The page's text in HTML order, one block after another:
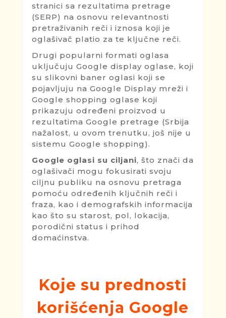
stranici sa rezultatima pretrage
(SERP) na osnovu relevantnosti
pretraživanih reči i iznosa koji je
oglašivač platio za te ključne reči.
Drugi popularni formati oglasa
uključuju Google display oglase, koji
su slikovni baner oglasi koji se
pojavljuju na Google Display mreži i
Google shopping oglase koji
prikazuju određeni proizvod u
rezultatima Google pretrage (Srbija
nažalost, u ovom trenutku, još nije u
sistemu Google shopping).
Google oglasi su ciljani, što znači da
oglašivači mogu fokusirati svoju
ciljnu publiku na osnovu pretraga
pomoću određenih ključnih reči i
fraza, kao i demografskih informacija
kao što su starost, pol, lokacija,
porodični status i prihod
domaćinstva.
Koje su prednosti
korišćenja Google